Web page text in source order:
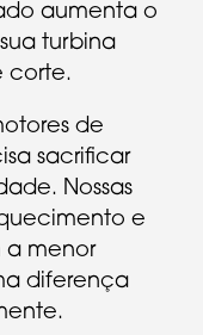
aumenta o
turbina
corte.
de
sacrificar
Nossas
e
a menor
diferença